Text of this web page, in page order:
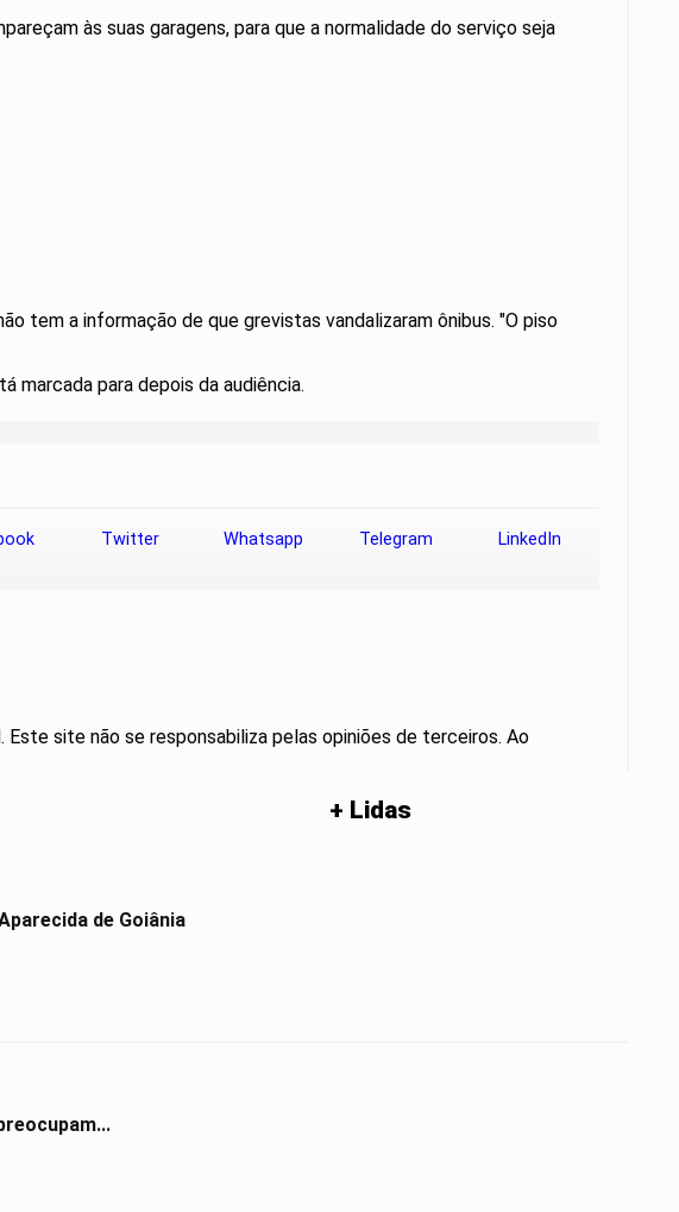
às suas garagens, para que a normalidade do serviço seja
tem a informação de que grevistas vandalizaram ônibus. "O piso
marcada para depois da audiência.
Twitter Whatsapp Telegram LinkedIn
site não se responsabiliza pelas opiniões de terceiros. Ao
+ Lidas
de Goiânia